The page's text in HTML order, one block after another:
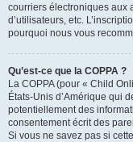
courriers électroniques aux
d’utilisateurs, etc.
pourquoi nous vous
Qu’est-ce que la COPPA ?
La COPPA (pour « Child
États-Unis d’Amérique qui
potentiellement des
consentement écrit des
Si vous ne savez pas si